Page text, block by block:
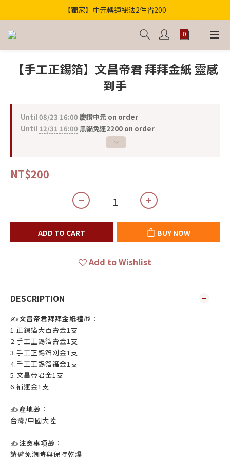
歡迎光臨！全店滿1000免運
【獨家】中元轉運祕法2件省200
歡迎光臨！全店滿1000免運
【手工正錫箔】文昌帝君 拜拜金紙 靈感
到手
Until08/23 16:00 慶讚中元 on order
Until 12/31 16:00 黑貓免運2200 on order
NT$200
ADD TO CART BUY NOW
Add to Wishlist
DESCRIPTION
✍️文昌帝君拜拜金紙禮🎁：
1.正錫箔大百壽金1支
2.手工正錫箔壽金1支
3.手工正錫箔刈金1支
4.手工正錫箔福金1支
5.文昌帝君金1支
6.補運金1支
✍️產地🎁：
台灣/中國大陸
✍️注意事項🎁：
請避免潮時與保持乾燥